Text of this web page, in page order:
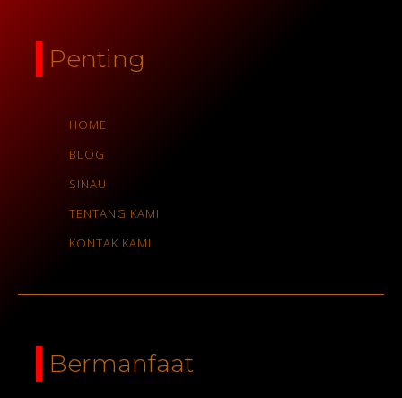
Penting
HOME
BLOG
SINAU
TENTANG KAMI
KONTAK KAMI
Bermanfaat